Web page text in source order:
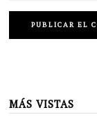
MÁS VISTAS